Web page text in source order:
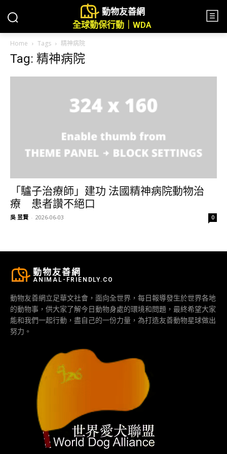
動物友善網
全球動保行動｜WDA
Home Tags 精神病院
Tag: 精神病院
「驢子治療師」建功 法國精神病院動物治
療 患者讚不絕口
吳 昱賢 - 2026-06-03 0
動物友善網
ANIMAL-FRIENDLY.CO
動物友善網立足華文社會，面向全世界，每日報導發生於世界各地
的動物事，供大家了解今日動物身處的環境和問題，最終希望大家
能和我們一起行動，盡自己的一份力量，為打造友善動物星球做出
努力。